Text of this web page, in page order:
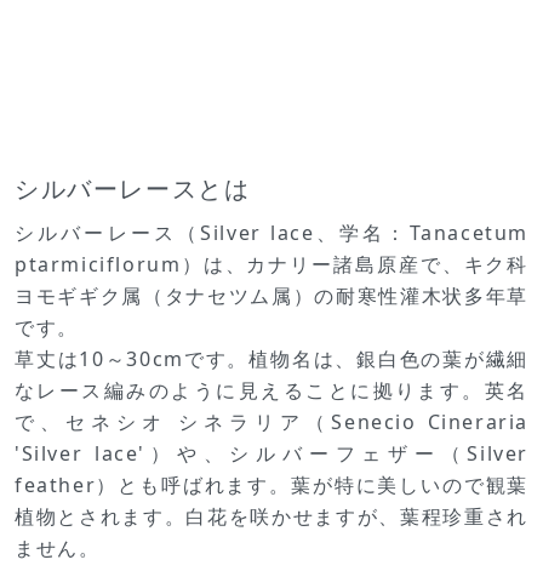
シルバーレースとは
シルバーレース（Silver lace、学名：Tanacetum
ptarmiciflorum）は、カナリー諸島原産で、キク科
ヨモギギク属（タナセツム属）の耐寒性灌木状多年草
です。
草丈は10～30cmです。植物名は、銀白色の葉が繊細
なレース編みのように見えることに拠ります。英名
で、セネシオ シネラリア（Senecio Cineraria
'Silver lace'）や、シルバーフェザー（Silver
feather）とも呼ばれます。葉が特に美しいので観葉
植物とされます。白花を咲かせますが、葉程珍重され
ません。